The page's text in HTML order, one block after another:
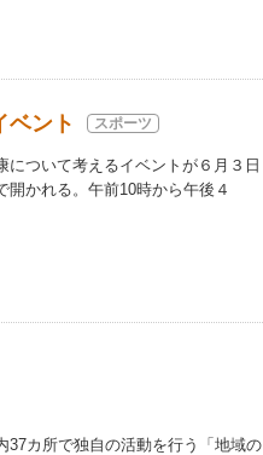
ベント スポーツ
ついて考えるイベントが６月３日
開かれる。午前10時から午後４
カ所で独自の活動を行う「地域の